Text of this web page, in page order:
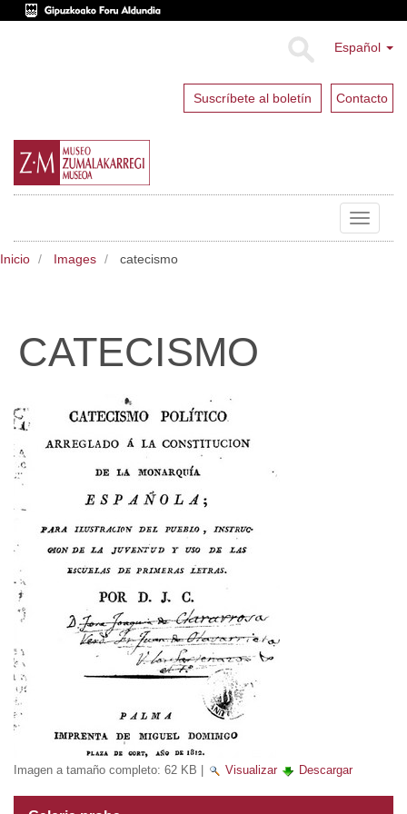
Español
Suscríbete al boletín Contacto
Toggle
Inicio Images catecismo
CATECISMO
Imagen a tamaño completo: 62 KB Visualizar Descargar